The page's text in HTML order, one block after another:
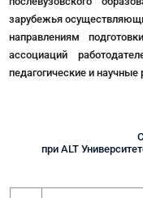
зарубежья
направлениям
ассоциаций
педагогические и научные
при ALT